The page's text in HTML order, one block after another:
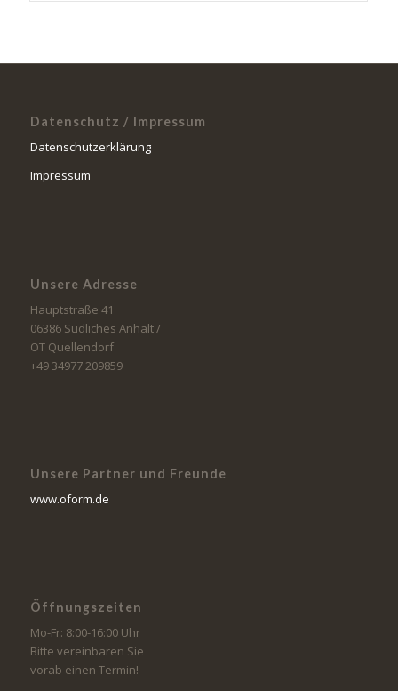
Datenschutz / Impressum
Datenschutzerklärung
Impressum
Unsere Adresse
Hauptstraße 41
06386 Südliches Anhalt /
OT Quellendorf
+49 34977 209859
Unsere Partner und Freunde
www.oform.de
Öffnungszeiten
Mo-Fr: 8:00-16:00 Uhr
Bitte vereinbaren Sie
vorab einen Termin!